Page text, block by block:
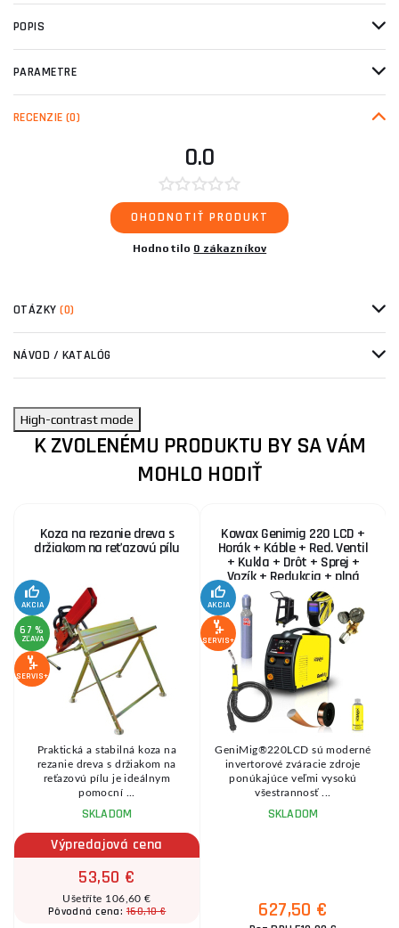
POPIS
PARAMETRE
RECENZIE (0)
0.0
OHODNOTIŤ PRODUKT
Hodnotilo 0 zákazníkov
OTÁZKY(0)
NÁVOD / KATALÓG
High-contrast mode
K ZVOLENÉMU PRODUKTU BY SA VÁM
MOHLO HODIŤ
Koza na rezanie dreva s
držiakom na reťazovú pílu
AKCIA
67 %
ZĽAVA
SERVIS+
Praktická a stabilná koza na
rezanie dreva s držiakom na
reťazovú pílu je ideálnym
pomocní ...
SKLADOM
Výpredajová cena
53,50 €
Ušetříte 106,60 €
Pôvodná cena:160,10 €
Kowax Genimig 220 LCD +
Horák + Káble + Red. Ventil
+ Kukla + Drôt + Sprej +
Vozík + Redukcia + plná
Fľaša Co2
AKCIA
SERVIS+
GeniMig®220LCD sú moderné
invertorové zváracie zdroje
ponúkajúce veľmi vysokú
všestrannosť ...
SKLADOM
627,50 €